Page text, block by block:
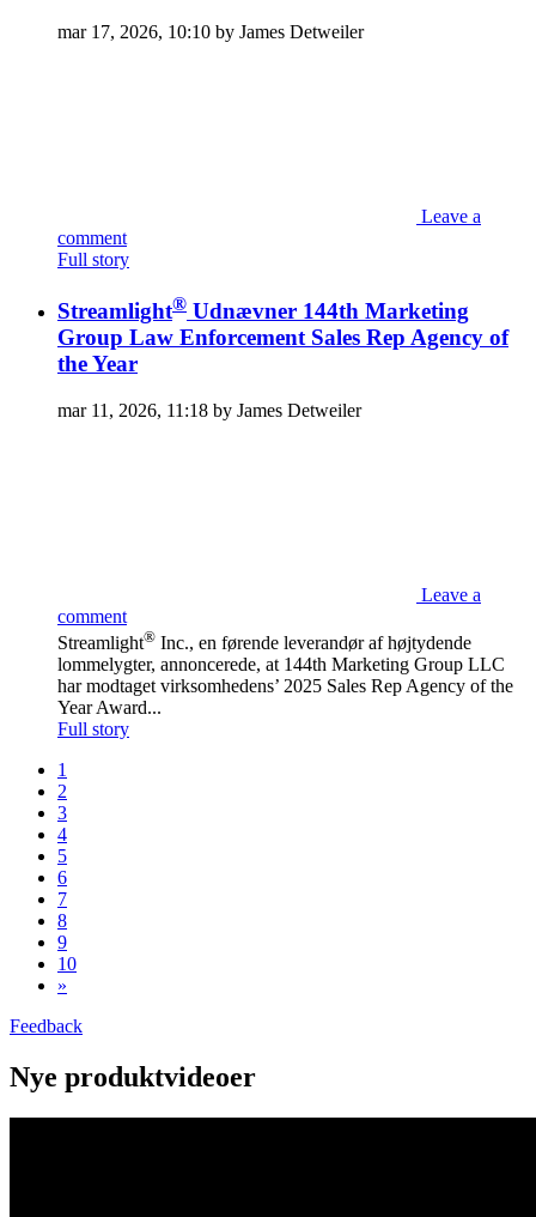
mar 17, 2026, 10:10 by James Detweiler
Leave a
comment
Full story
Streamlight® Udnævner 144th Marketing
Group Law Enforcement Sales Rep Agency of
the Year
mar 11, 2026, 11:18 by James Detweiler
Leave a
comment
Streamlight® Inc., en førende leverandør af højtydende
lommelygter, annoncerede, at 144th Marketing Group LLC
har modtaget virksomhedens’ 2025 Sales Rep Agency of the
Year Award...
Full story
1
2
3
4
5
6
7
8
9
10
»
Feedback
Nye produktvideoer